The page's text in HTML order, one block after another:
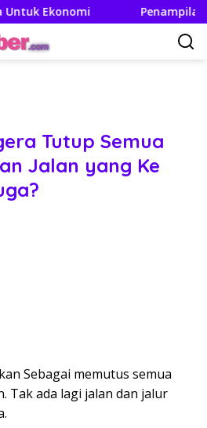
Ekonomi Penampilan dan
Tutup Semua
Jalan yang Ke
Sebagai memutus semua
Tak ada lagi jalan dan jalur